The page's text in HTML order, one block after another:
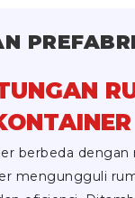
berbeda dengan
mengungguli